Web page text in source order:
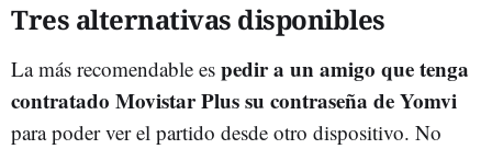
Tres alternativas disponibles
La más recomendable es pedir a un amigo que tenga
contratado Movistar Plus su contraseña de Yomvi
para poder ver el partido desde otro dispositivo. No